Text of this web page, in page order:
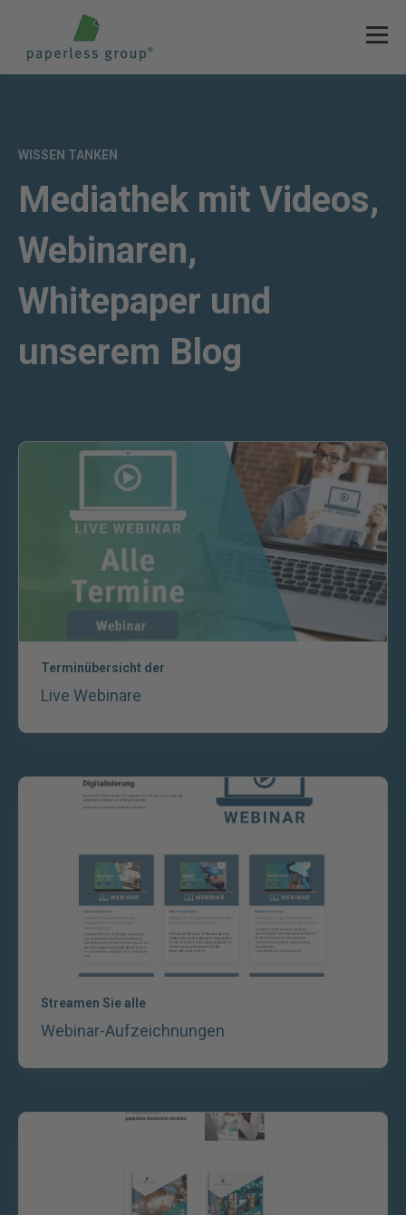
WISSEN TANKEN
Mediathek mit Videos,
Webinaren,
Whitepaper und
unserem Blog
Terminübersicht der
Live Webinare
Streamen Sie alle
Webinar-Aufzeichnungen